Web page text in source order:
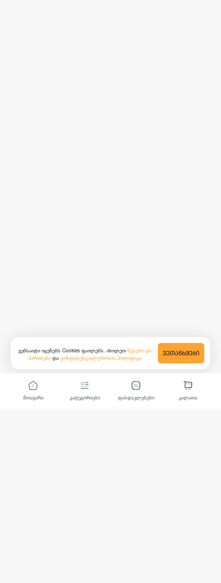
მთავარი კატეგორიები ფასდაკლებები კალათა
ვებსაიტი იყენებს Cookies ფაილებს. იხილეთ წესები და
პირობები და კონფიდენციალურობის პოლიტიკა
ᲕᲔᲗᲐᲜᲮᲛᲔᲑᲘ